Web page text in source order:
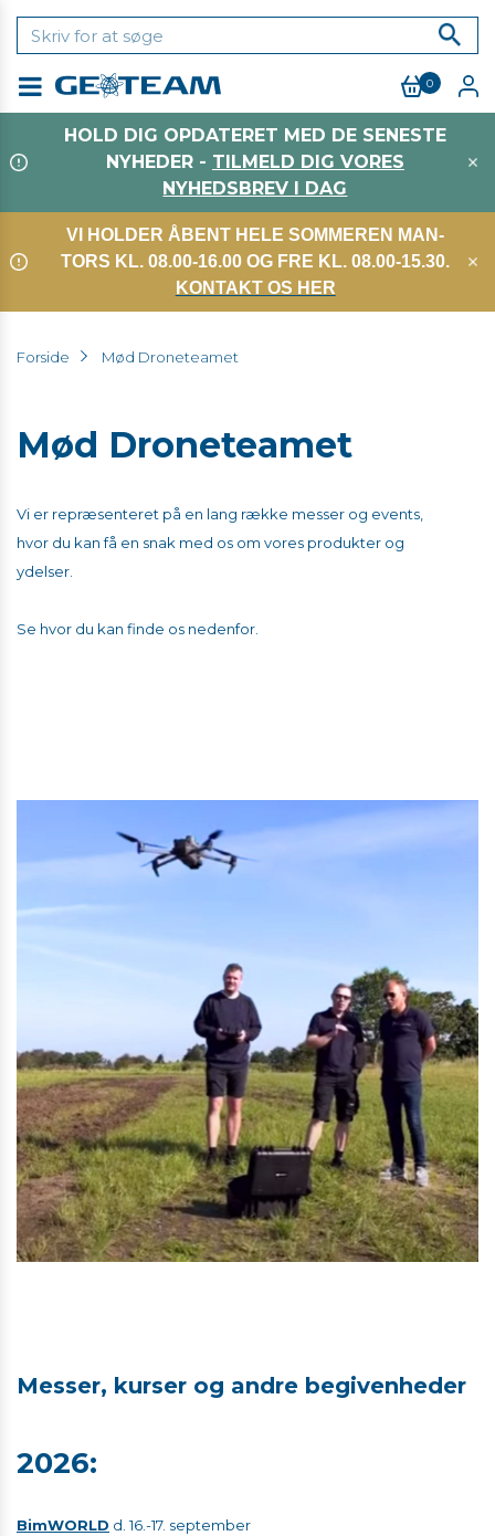
0
HOLD DIG OPDATERET MED DE SENESTE
NYHEDER - TILMELD DIG VORES
NYHEDSBREV I DAG
VI HOLDER ÅBENT HELE SOMMEREN MAN-
TORS KL. 08.00-16.00 OG FRE KL. 08.00-15.30.
KONTAKT OS HER
Forside Mød Droneteamet
Mød Droneteamet
Vi er repræsenteret på en lang række messer og events,
hvor du kan få en snak med os om vores produkter og
ydelser.
Se hvor du kan finde os nedenfor.
Messer, kurser og andre begivenheder
2026:
BimWORLD d. 16.-17. september